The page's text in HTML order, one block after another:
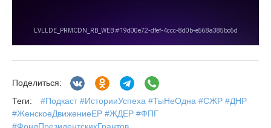
Поделиться:
Теги:
#Подкаст #ИсторииУспеха #ТыНеОдна #СЖР #ДНР
#ЖенскоеДвижениеЕР #ЖДЕР #ФПГ